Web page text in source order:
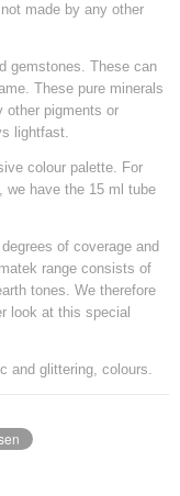
made by any other
gemstones. These can
These pure minerals
other pigments or
lightfast.
colour palette. For
we have the 15 ml tube
of coverage and
range consists of
tones. We therefore
look at this special
and glittering, colours.